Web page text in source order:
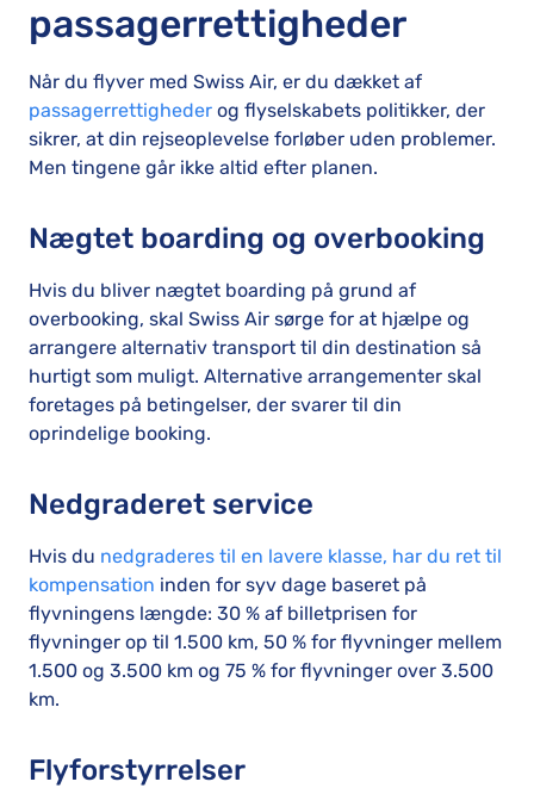
passagerrettigheder
Når du flyver med Swiss Air, er du dækket af
passagerrettigheder og flyselskabets politikker, der
sikrer, at din rejseoplevelse forløber uden problemer.
Men tingene går ikke altid efter planen.
Nægtet boarding og overbooking
Hvis du bliver nægtet boarding på grund af
overbooking, skal Swiss Air sørge for at hjælpe og
arrangere alternativ transport til din destination så
hurtigt som muligt. Alternative arrangementer skal
foretages på betingelser, der svarer til din
oprindelige booking.
Nedgraderet service
Hvis du nedgraderes til en lavere klasse, har du ret til
kompensation inden for syv dage baseret på
flyvningens længde: 30 % af billetprisen for
flyvninger op til 1.500 km, 50 % for flyvninger mellem
1.500 og 3.500 km og 75 % for flyvninger over 3.500
km.
Flyforstyrrelser